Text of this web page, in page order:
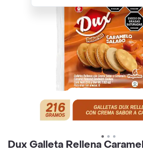
Dux Galleta Rellena